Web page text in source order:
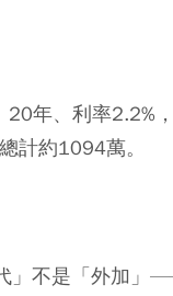
年、利率2.2%
計約1094萬。
」不是「外加」